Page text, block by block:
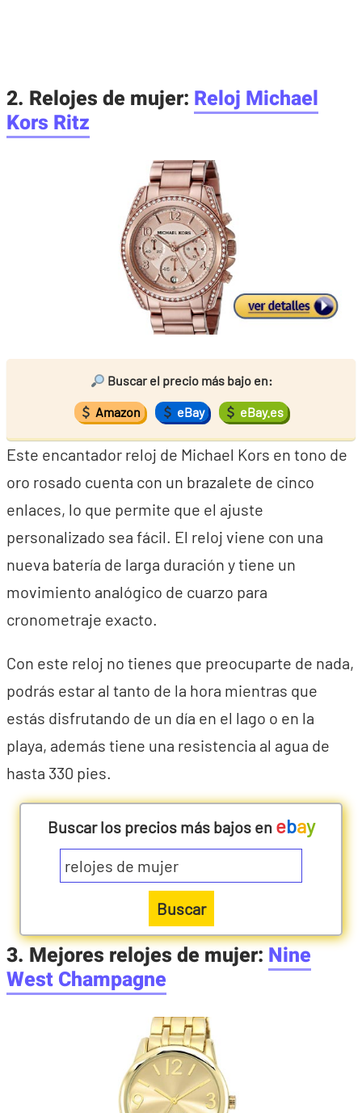
2. Relojes de mujer: Reloj Michael
Kors Ritz
Buscar el precio más bajo en:
Amazon eBay eBay.es
Este encantador reloj de Michael Kors en tono de
oro rosado cuenta con un brazalete de cinco
enlaces, lo que permite que el ajuste
personalizado sea fácil. El reloj viene con una
nueva batería de larga duración y tiene un
movimiento analógico de cuarzo para
cronometraje exacto.
Con este reloj no tienes que preocuparte de nada,
podrás estar al tanto de la hora mientras que
estás disfrutando de un día en el lago o en la
playa, además tiene una resistencia al agua de
hasta 330 pies.
Buscar los precios más bajos en ebay
Buscar
3. Mejores relojes de mujer:Nine
West Champagne